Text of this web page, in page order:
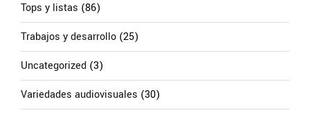
Tops y listas (86)
Trabajos y desarrollo (25)
Uncategorized (3)
Variedades audiovisuales (30)